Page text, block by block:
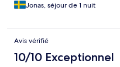
Jonas, séjour de 1 nuit
Avis vérifié
10/10 Exceptionnel